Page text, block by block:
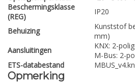
Beschermingsklasse
(REG)
IP20
Behuizing
Kunststof
mm)
Aansluitingen
KNX: 2-
M-Bus: 2-
ETS-databestand
Opmerking